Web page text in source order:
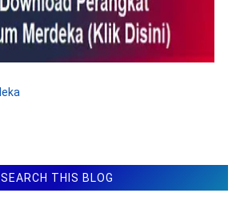
Matematika SD
Bahasa Indonesia SD
Sebagai Kepala Sekolah
SEARCH THIS BLOG